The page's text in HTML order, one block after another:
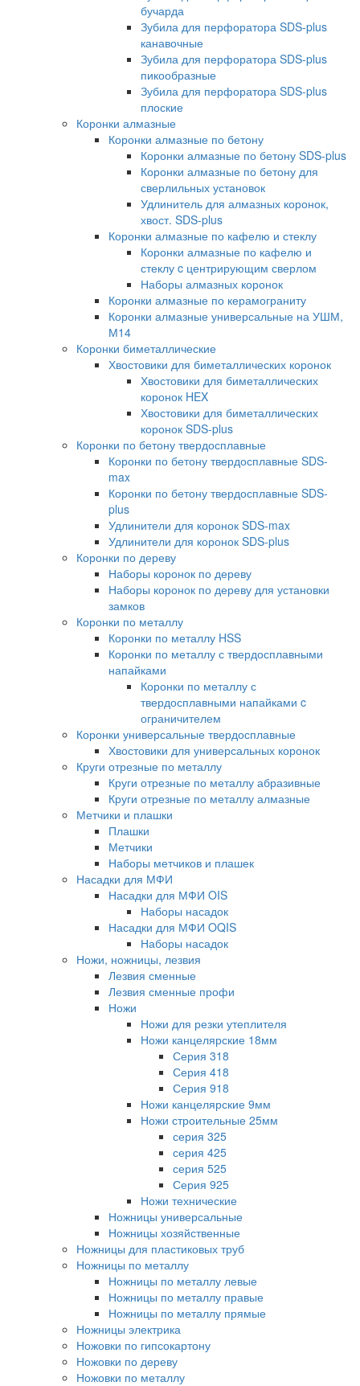
бучарда
Зубила для перфоратора SDS-plus
канавочные
Зубила для перфоратора SDS-plus
пикообразные
Зубила для перфоратора SDS-plus
плоские
Коронки алмазные
Коронки алмазные по бетону
Коронки алмазные по бетону SDS-plus
Коронки алмазные по бетону для
сверлильных установок
Удлинитель для алмазных коронок,
хвост. SDS-plus
Коронки алмазные по кафелю и стеклу
Коронки алмазные по кафелю и
стеклу c центрирующим сверлом
Наборы алмазных коронок
Коронки алмазные по керамограниту
Коронки алмазные универсальные на УШМ,
М14
Коронки биметаллические
Хвостовики для биметаллических коронок
Хвостовики для биметаллических
коронок HEX
Хвостовики для биметаллических
коронок SDS-plus
Коронки по бетону твердосплавные
Коронки по бетону твердосплавные SDS-
max
Коронки по бетону твердосплавные SDS-
plus
Удлинители для коронок SDS-max
Удлинители для коронок SDS-plus
Коронки по дереву
Наборы коронок по дереву
Наборы коронок по дереву для установки
замков
Коронки по металлу
Коронки по металлу HSS
Коронки по металлу с твердосплавными
напайками
Коронки по металлу с
твердосплавными напайками c
ограничителем
Коронки универсальные твердосплавные
Хвостовики для универсальных коронок
Круги отрезные по металлу
Круги отрезные по металлу абразивные
Круги отрезные по металлу алмазные
Метчики и плашки
Плашки
Метчики
Наборы метчиков и плашек
Насадки для МФИ
Насадки для МФИ OIS
Наборы насадок
Насадки для МФИ OQIS
Наборы насадок
Ножи, ножницы, лезвия
Лезвия сменные
Лезвия сменные профи
Ножи
Ножи для резки утеплителя
Ножи канцелярские 18мм
Серия 318
Серия 418
Серия 918
Ножи канцелярские 9мм
Ножи строительные 25мм
серия 325
серия 425
серия 525
Серия 925
Ножи технические
Ножницы универсальные
Ножницы хозяйственные
Ножницы для пластиковых труб
Ножницы по металлу
Ножницы по металлу левые
Ножницы по металлу правые
Ножницы по металлу прямые
Ножницы электрика
Ножовки по гипсокартону
Ножовки по дереву
Ножовки по металлу